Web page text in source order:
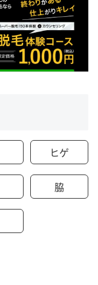
ヒゲ
脇